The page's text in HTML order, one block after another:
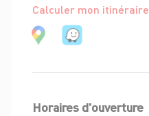
Calculer mon itinéraire
Horaires d'ouverture